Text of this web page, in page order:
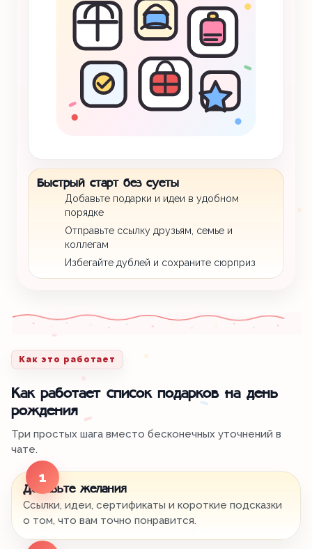
Быстрый старт без суеты
Добавьте подарки и идеи в удобном
порядке
Отправьте ссылку друзьям, семье и
коллегам
Избегайте дублей и сохраните сюрприз
Как это работает
Как работает список подарков на день
рождения
Три простых шага вместо бесконечных уточнений в
чате.
1
Добавьте желания
Ссылки, идеи, сертификаты и короткие подсказки
о том, что вам точно понравится.